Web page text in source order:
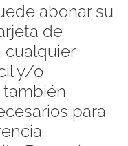
abonar su
de
cualquier
y/o
también
para